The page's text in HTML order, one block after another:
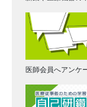
医師会員へアンケ